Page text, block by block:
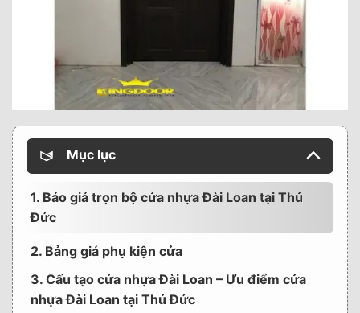
Mục lục
1. Báo giá trọn bộ cửa nhựa Đài Loan tại Thủ
Đức
2. Bảng giá phụ kiện cửa
3. Cấu tạo cửa nhựa Đài Loan – Ưu điểm cửa
nhựa Đài Loan tại Thủ Đức